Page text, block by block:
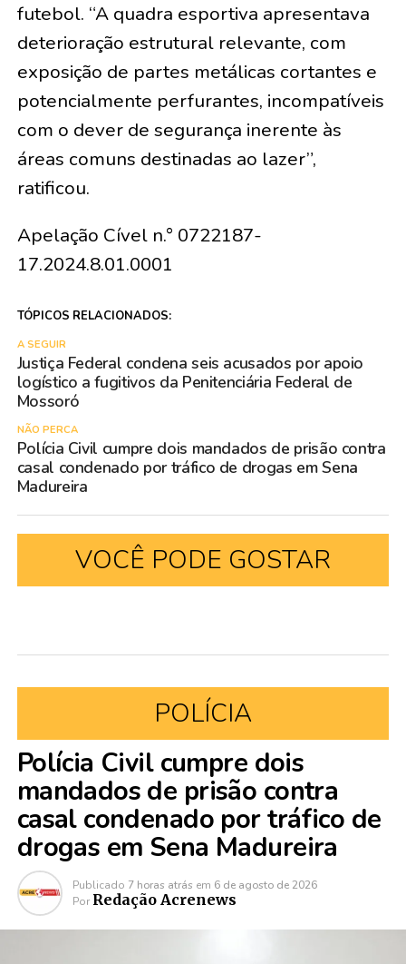
futebol. “A quadra esportiva apresentava
deterioração estrutural relevante, com
exposição de partes metálicas cortantes e
potencialmente perfurantes, incompatíveis
com o dever de segurança inerente às
áreas comuns destinadas ao lazer”,
ratificou.
Apelação Cível n.° 0722187-
17.2024.8.01.0001
TÓPICOS RELACIONADOS:
A SEGUIR
Justiça Federal condena seis acusados por apoio
logístico a fugitivos da Penitenciária Federal de
Mossoró
NÃO PERCA
Polícia Civil cumpre dois mandados de prisão contra
casal condenado por tráfico de drogas em Sena
Madureira
VOCÊ PODE GOSTAR
POLÍCIA
Polícia Civil cumpre dois
mandados de prisão contra
casal condenado por tráfico de
drogas em Sena Madureira
Publicado 7 horas atrás em 6 de agosto de 2026
Por Redação Acrenews